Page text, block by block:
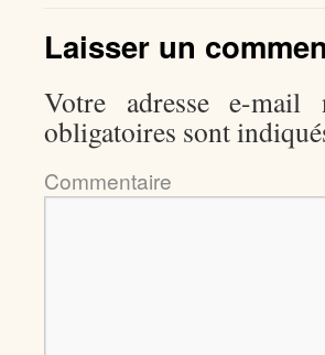
Laisser un
Votre adresse e-mail
obligatoires sont